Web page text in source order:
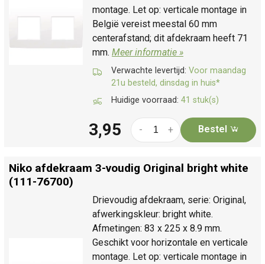
montage. Let op: verticale montage in
België vereist meestal 60 mm
centerafstand; dit afdekraam heeft 71
mm. Meer informatie »
Verwachte levertijd: Voor maandag
21u besteld, dinsdag in huis*
Huidige voorraad: 41 stuk(s)
3,95 +
- Bestel
Niko afdekraam 3-voudig Original bright white
(111-76700)
Drievoudig afdekraam, serie: Original,
afwerkingskleur: bright white.
Afmetingen: 83 x 225 x 8.9 mm.
Geschikt voor horizontale en verticale
montage. Let op: verticale montage in